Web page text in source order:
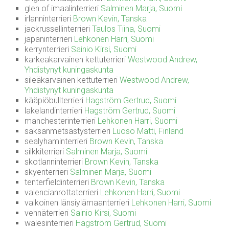
glen of imaalinterrieri Salminen Marja, Suomi
irlanninterrieri Brown Kevin, Tanska
jackrussellinterrieriTaulos Tiina, Suomi
japaninterrieri Lehkonen Harri, Suomi
kerrynterrieri Sainio Kirsi, Suomi
karkeakarvainen kettuterrieriWestwood Andrew,
Yhdistynyt kuningaskunta
sileäkarvainen kettuterrieriWestwood Andrew,
Yhdistynyt kuningaskunta
kääpiöbullterrieri Hagström Gertrud, Suomi
lakelandinterrieri Hagström Gertrud, Suomi
manchesterinterrieri Lehkonen Harri, Suomi
saksanmetsästysterrieri Luoso Matti, Finland
sealyhaminterrieri Brown Kevin, Tanska
silkkiterrieri Salminen Marja, Suomi
skotlanninterrieri Brown Kevin, Tanska
skyenterrieri Salminen Marja, Suomi
tenterfieldinterrieri Brown Kevin, Tanska
valencianrottaterrieri Lehkonen Harri, Suomi
valkoinen länsiylämaanterrieri Lehkonen Harri, Suomi
vehnäterrieri Sainio Kirsi, Suomi
walesinterrieri Hagström Gertrud, Suomi